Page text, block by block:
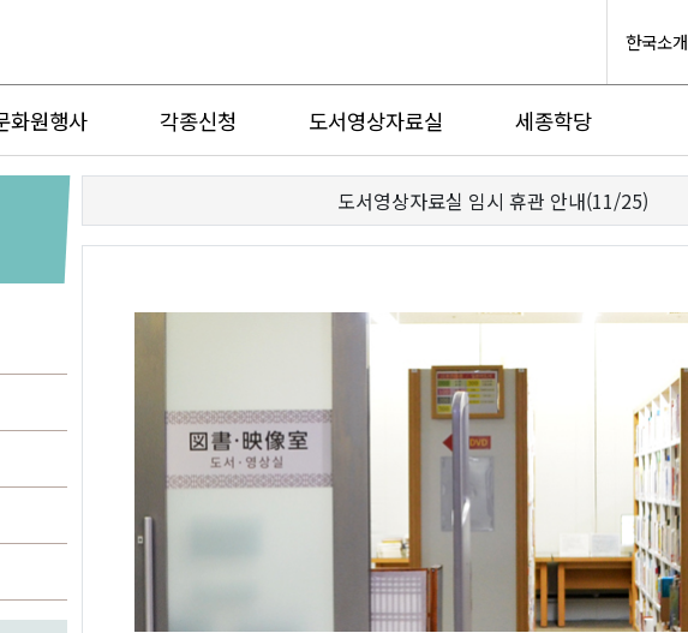
한국소개
화원행사 각종신청 도서영상자료실 세종학당
도서영상자료실 임시 휴관 안내(11/25)